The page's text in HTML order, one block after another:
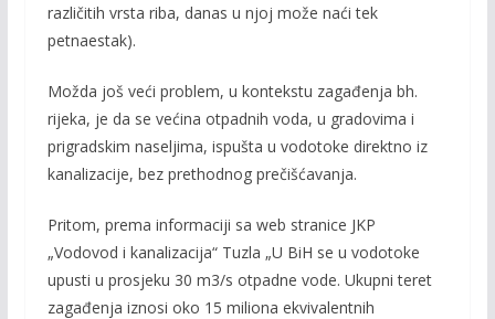
različitih vrsta riba, danas u njoj može naći tek
petnaestak).
Možda još veći problem, u kontekstu zagađenja bh.
rijeka, je da se većina otpadnih voda, u gradovima i
prigradskim naseljima, ispušta u vodotoke direktno iz
kanalizacije, bez prethodnog prečišćavanja.
Pritom, prema informaciji sa web stranice JKP
„Vodovod i kanalizacija“ Tuzla „U BiH se u vodotoke
upusti u prosjeku 30 m3/s otpadne vode. Ukupni teret
zagađenja iznosi oko 15 miliona ekvivalentnih